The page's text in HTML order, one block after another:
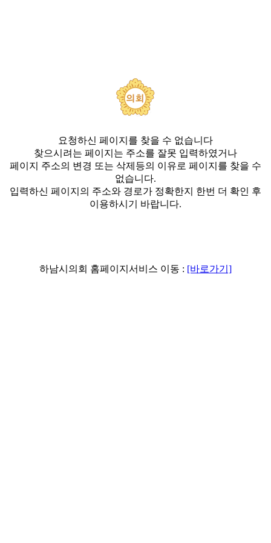
요청하신 페이지를 찾을 수 없습니다
찾으시려는 페이지는 주소를 잘못 입력하였거나
페이지 주소의 변경 또는 삭제등의 이유로 페이지를 찾을 수
없습니다.
입력하신 페이지의 주소와 경로가 정확한지 한번 더 확인 후
이용하시기 바랍니다.
하남시의회 홈페이지서비스 이동 : [바로가기]